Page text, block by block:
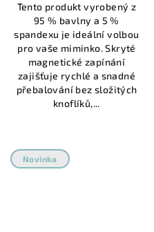
z
5
hvězdiček.
Tento produkt vyrobený z
95 % bavlny a 5 %
spandexu je ideální volbou
pro vaše miminko. Skryté
magnetické zapínání
zajišťuje rychlé a snadné
přebalování bez složitých
knoflíků,...
Novinka